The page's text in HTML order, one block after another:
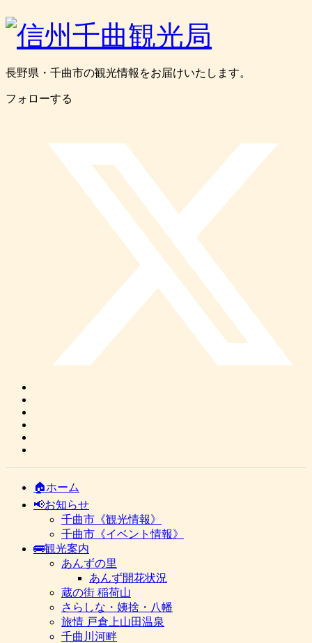
長野県・千曲市の観光情報をお届けいたします。
フォローする
🏠ホーム
📢お知らせ
千曲市《観光情報》
千曲市《イベント情報》
🚌観光案内
あんずの里
あんず開花状況
蔵の街 稲荷山
さらしな・姨捨・八幡
旅情 戸倉上山田温泉
千曲川河畔